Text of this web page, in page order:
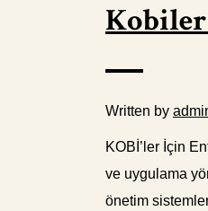
Written by
KOBİ’ler İçin
ve uygulama
önetim